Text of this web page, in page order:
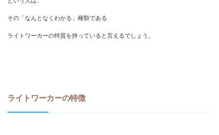
その「なんとなくわかる」種類である
ライトワーカーの特質を持っていると言えるでしょう。
ライトワーカーの特徴